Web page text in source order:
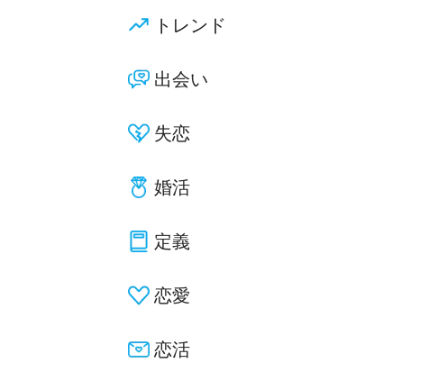
トレンド
出会い
失恋
婚活
定義
恋愛
恋活